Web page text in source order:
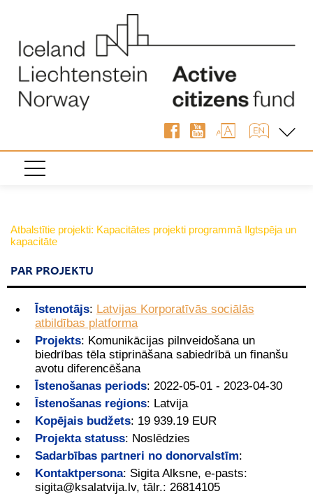
Atbalstītie projekti: Kapacitātes projekti programmā Ilgtspēja un
kapacitāte
PAR PROJEKTU
Īstenotājs: Latvijas Korporatīvās sociālās
atbildības platforma
Projekts: Komunikācijas pilnveidošana un
biedrības tēla stiprināšana sabiedrībā un finanšu
avotu diferencēšana
Īstenošanas periods: 2022-05-01 - 2023-04-30
Īstenošanas reģions: Latvija
Kopējais budžets: 19 939.19 EUR
Projekta statuss: Noslēdzies
Sadarbības partneri no donorvalstīm:
Kontaktpersona: Sigita Alksne, e-pasts:
sigita@ksalatvija.lv, tālr.: 26814105